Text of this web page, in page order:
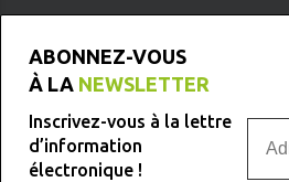
ABONNEZ-VOUS
À LA NEWSLETTER
Inscrivez-vous à la lettre
d’information
électronique !